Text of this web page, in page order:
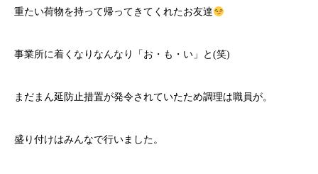
重たい荷物を持って帰ってきてくれたお友達
事業所に着くなりなんなり「お・も・い」と(笑)
まだまん延防止措置が発令されていたため調理は職員が。
盛り付けはみんなで行いました。